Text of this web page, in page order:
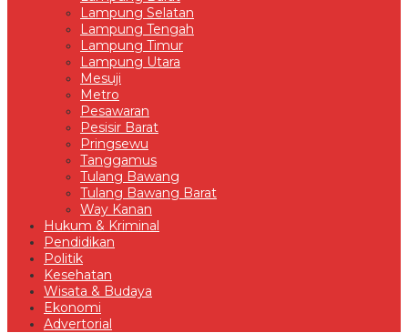
Lampung Selatan
Lampung Tengah
Lampung Timur
Lampung Utara
Mesuji
Metro
Pesawaran
Pesisir Barat
Pringsewu
Tanggamus
Tulang Bawang
Tulang Bawang Barat
Way Kanan
Hukum & Kriminal
Pendidikan
Politik
Kesehatan
Wisata & Budaya
Ekonomi
Advertorial